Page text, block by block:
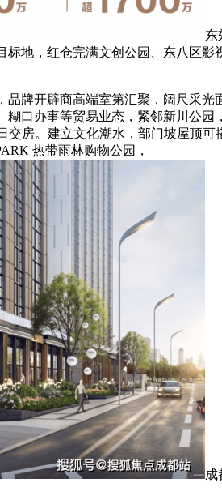
东
地，红仓完满文创公园、东八区
开辟商高端室第汇聚，阔尺采光
口办事等贸易业态，紧邻新川公
交房。建立文化潮水，部门坡屋顶
热带雨林购物公园，
成